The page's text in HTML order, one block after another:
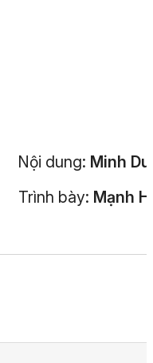
Nội dung: Minh
Trình bày: Mạnh